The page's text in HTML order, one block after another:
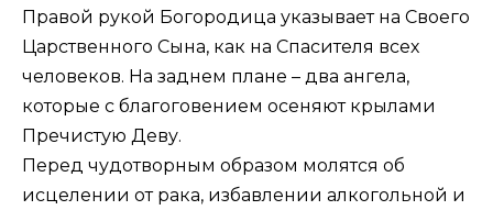
Правой рукой Богородица указывает на Своего
Царственного Сына, как на Спасителя всех
человеков. На заднем плане – два ангела,
которые с благоговением осеняют крылами
Пречистую Деву.
Перед чудотворным образом молятся об
исцелении от рака, избавлении алкогольной и